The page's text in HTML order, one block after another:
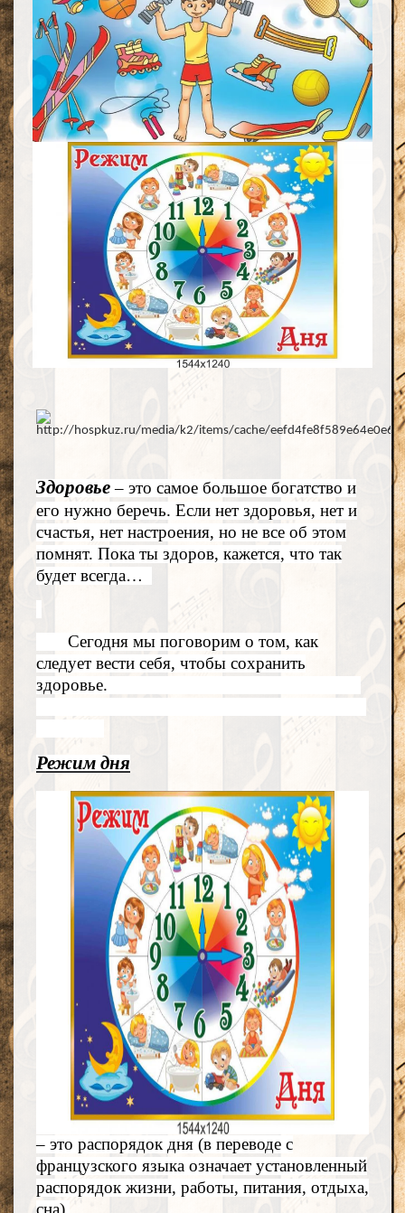
Здоровье– это самое большое богатство и
его нужно беречь. Если нет здоровья, нет и
счастья, нет настроения, но не все об этом
помнят. Пока ты здоров, кажется, что так
будет всегда…
Сегодня мы поговорим о том, как
следует вести себя, чтобы сохранить
здоровье.
Режим дня
– это распорядок дня (в переводе с
французского языка означает установленный
распорядок жизни, работы, питания, отдыха,